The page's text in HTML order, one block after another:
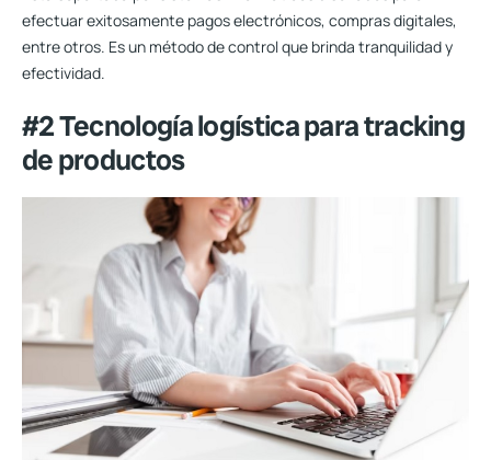
efectuar exitosamente pagos electrónicos, compras digitales,
entre otros. Es un método de control que brinda tranquilidad y
efectividad.
#2 Tecnología logística para tracking
de productos